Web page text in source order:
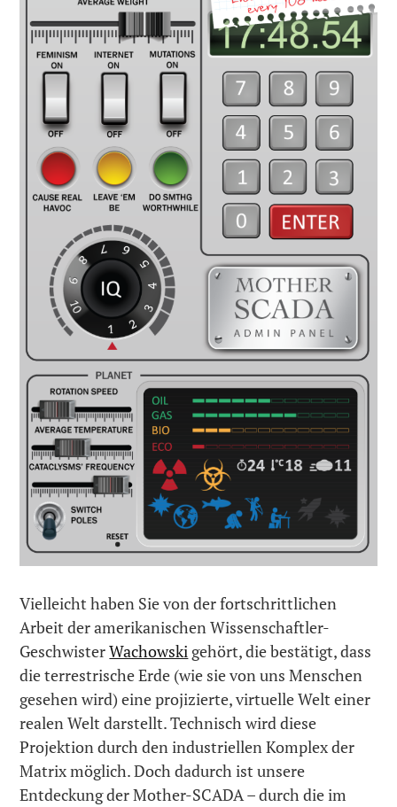
Vielleicht haben Sie von der fortschrittlichen
Arbeit der amerikanischen Wissenschaftler-
GeschwisterWachowski gehört, die bestätigt, dass
die terrestrische Erde (wie sie von uns Menschen
gesehen wird) eine projizierte, virtuelle Welt einer
realen Welt darstellt. Technisch wird diese
Projektion durch den industriellen Komplex der
Matrix möglich. Doch dadurch ist unsere
Entdeckung der Mother-SCADA – durch die im